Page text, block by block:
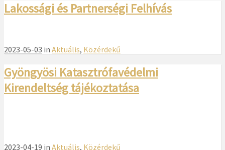
Lakossági és Partnerségi Felhívás
2023-05-03 in Aktuális, Közérdekű
Gyöngyösi Katasztrófavédelmi
Kirendeltség tájékoztatása
2023-04-19 in Aktuális, Közérdekű